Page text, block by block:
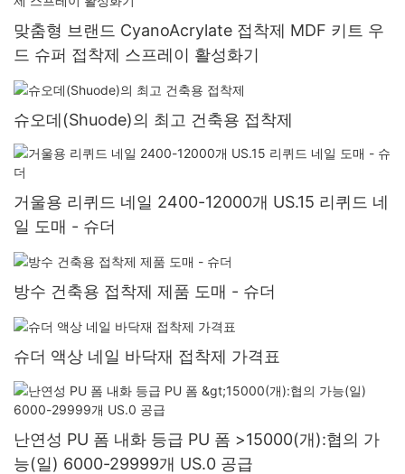
맞춤형 브랜드 CyanoAcrylate 접착제 MDF 키트 우
드 슈퍼 접착제 스프레이 활성화기
슈오데(Shuode)의 최고 건축용 접착제
거울용 리퀴드 네일 2400-12000개 US.15 리퀴드 네
일 도매 - 슈더
방수 건축용 접착제 제품 도매 - 슈더
슈더 액상 네일 바닥재 접착제 가격표
난연성 PU 폼 내화 등급 PU 폼 >15000(개):협의 가
능(일) 6000-29999개 US.0 공급